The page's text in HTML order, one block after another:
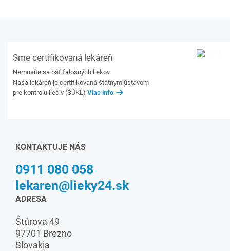
Sme certifikovaná lekáreň
Nemusíte sa báť falošných liekov.
Naša lekáreň je certifikovaná štátnym ústavom
pre kontrolu liečiv (ŠÚKL) Viac info
KONTAKTUJE NÁS
0911 080 058
lekaren@lieky24.sk
ADRESA
Štúrova 49
97701 Brezno
Slovakia